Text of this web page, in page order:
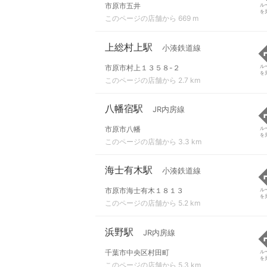
市原市五井
このページの店舗から 669 m
ル
を
上総村上駅 小湊鉄道線
市原市村上１３５８-２
このページの店舗から 2.7 km
ル
を
八幡宿駅 JR内房線
市原市八幡
このページの店舗から 3.3 km
ル
を
海士有木駅 小湊鉄道線
市原市海士有木１８１３
このページの店舗から 5.2 km
ル
を
浜野駅 JR内房線
千葉市中央区村田町
このページの店舗から 5.3 km
ル
を